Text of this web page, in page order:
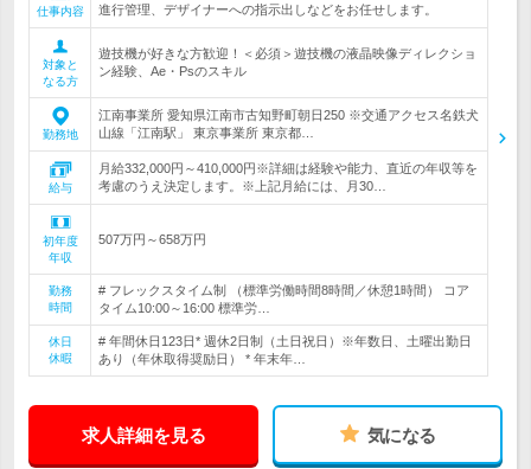
仕事内容
進行管理、デザイナーへの指示出しなどをお任せします。
対象と
なる方
遊技機が好きな方歓迎！＜必須＞遊技機の液晶映像ディレクショ
ン経験、Ae・Psのスキル
勤務地
江南事業所 愛知県江南市古知野町朝日250 ※交通アクセス名鉄犬
山線「江南駅」 東京事業所 東京都…
給与
月給332,000円～410,000円※詳細は経験や能力、直近の年収等を
考慮のうえ決定します。※上記月給には、月30…
初年度
年収
507万円～658万円
勤務
時間
# フレックスタイム制 （標準労働時間8時間／休憩1時間） コア
タイム10:00～16:00 標準労…
休日
休暇
# 年間休日123日* 週休2日制（土日祝日）※年数日、土曜出勤日
あり（年休取得奨励日） * 年末年…
求人詳細を見る 気になる